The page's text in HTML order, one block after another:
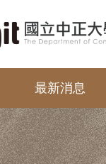
最新消息